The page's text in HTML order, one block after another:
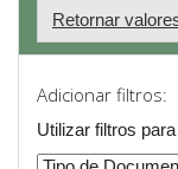
Retornar
Adicionar filtros:
Utilizar filtros